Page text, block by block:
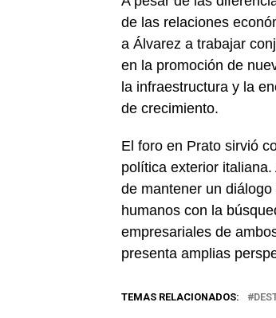
de las relaciones
a Álvarez a trabajar
en la promoción de
la infraestructura y la
de crecimiento.
El foro en Prato sirvió
política exterior
de mantener un
humanos con la
empresariales de
presenta amplias
TEMAS RELACIONADOS: